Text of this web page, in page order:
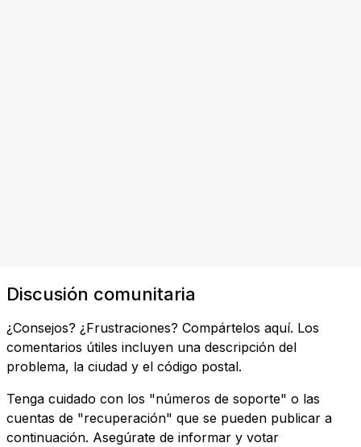
Discusión comunitaria
¿Consejos? ¿Frustraciones? Compártelos aquí. Los
comentarios útiles incluyen una descripción del
problema, la ciudad y el código postal.
Tenga cuidado con los "números de soporte" o las
cuentas de "recuperación" que se pueden publicar a
continuación. Asegúrate de informar y votar